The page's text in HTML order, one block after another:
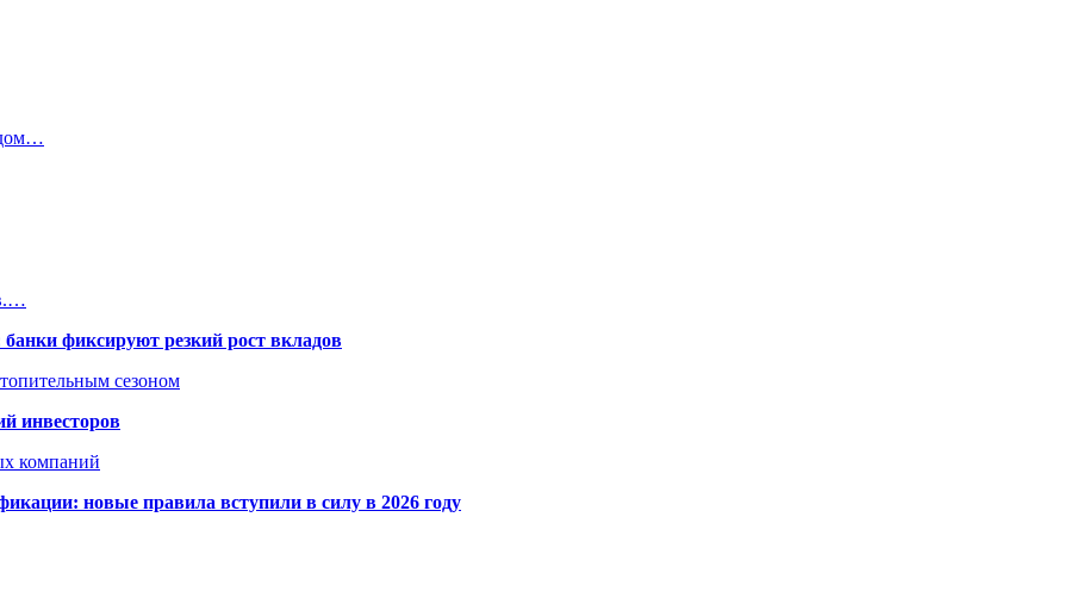
фиксируют резкий рост вкладов
сезоном
инвесторов
компаний
новые правила вступили в силу в 2026 году